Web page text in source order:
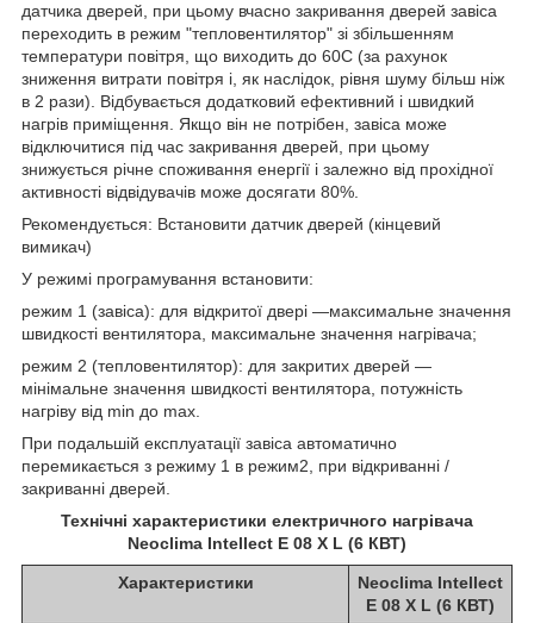
датчика дверей, при цьому вчасно закривання дверей завіса
переходить в режим "тепловентилятор" зі збільшенням
температури повітря, що виходить до 60С (за рахунок
зниження витрати повітря і, як наслідок, рівня шуму більш ніж
в 2 рази). Відбувається додатковий ефективний і швидкий
нагрів приміщення. Якщо він не потрібен, завіса може
відключитися під час закривання дверей, при цьому
знижується річне споживання енергії і залежно від прохідної
активності відвідувачів може досягати 80%.
Рекомендується: Встановити датчик дверей (кінцевий
вимикач)
У режимі програмування встановити:
режим 1 (завіса): для відкритої двері —максимальне значення
швидкості вентилятора, максимальне значення нагрівача;
режим 2 (тепловентилятор): для закритих дверей —
мінімальне значення швидкості вентилятора, потужність
нагріву від min до max.
При подальшій експлуатації завіса автоматично
перемикається з режиму 1 в режим2, при відкриванні /
закриванні дверей.
Технічні характеристики електричного нагрівача
Neoclima Intellect E 08 X L (6 КВТ)
Характеристики
Neoclima Intellect
E 08 X L (6 КВТ)